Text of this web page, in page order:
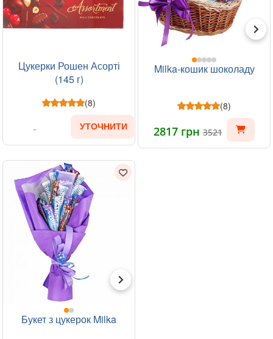
Цукерки Рошен Асорті
(145 г)
(8)
УТОЧНИТИ
Milka-кошик шоколаду
(8)
2817 грн3521
Букет з цукерок Milka